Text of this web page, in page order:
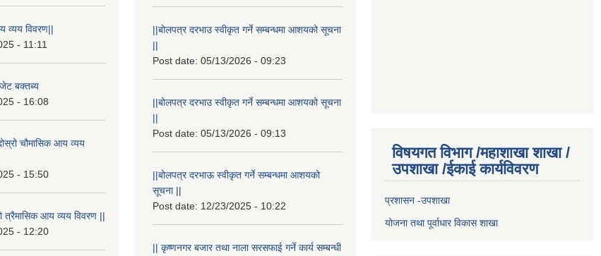
विवरण||
- 11:11
बक्तब्य
- 16:08
चौमासिक आय व्यय
- 15:50
आय व्यय विवरण ||
- 12:20
||बोलपत्र दरभाउ स्वीकृत गर्ने सम्बन्धमा आशयको सूचना
||
Post date: 05/13/2026 - 09:23
||बोलपत्र दरभाउ स्वीकृत गर्ने सम्बन्धमा आशयको सूचना
||
Post date: 05/13/2026 - 09:13
||बोलपत्र दरभाऊ स्वीकृत गर्ने सम्बन्धमा आशयको
सूचना ||
Post date: 12/23/2025 - 10:22
|| कृष्णनगर बजार तथा नाला सरसफाई गर्ने कार्य सम्बन्धी
विषयगत विभाग /महाशाखा शाखा /
उपशाखा /ईकाई कार्यविवरण
प्रशासन -उपशाखा
योजना तथा पूर्वाधार विकास शाखा